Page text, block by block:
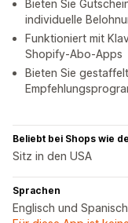
Bieten Sie
individuelle
Funktioniert mit
Shopify-Abo-Apps
Bieten Sie
Beliebt bei Shops wie
Sitz in den USA
Sprachen
Englisch und Spanisch